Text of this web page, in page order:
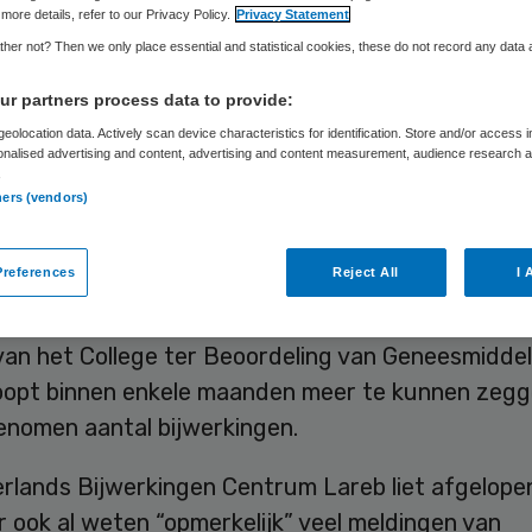
verpakking van het medicijn Thyrax is veranderd
naar een doordrukstrip, komen er fors meer
Hoe dat kan is een raadsel, want de
tegen een te trage schildklierwerking is
het College ter Beoordeling van
binnen enkele maanden meer te kunnen
aantal bijwerkingen.
Bijwerkingen Centrum Lareb liet
ook al weten “opmerkelijk” veel meldingen van
details, refer to our Privacy Policy.
Privacy Statement
not? Then we only place essential and statistical cookies, these do not record any data
partners process data to provide:
data. Actively scan device characteristics for identification. Store and/or access
advertising and content, advertising and content measurement, audience research
(vendors)
Reject All I